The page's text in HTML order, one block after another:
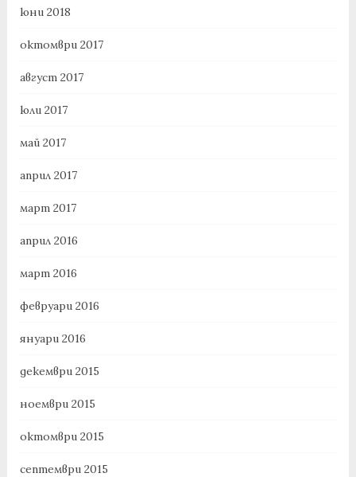
юни 2018
октомври 2017
август 2017
юли 2017
май 2017
април 2017
март 2017
април 2016
март 2016
февруари 2016
януари 2016
декември 2015
ноември 2015
октомври 2015
септември 2015